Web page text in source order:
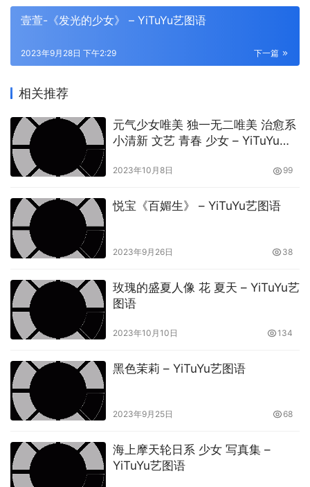
壹萱-《发光的少女》 – YiTuYu艺图语
下一篇
2023年9月28日 下午2:29
相关推荐
元气少女唯美 独一无二唯美 治愈系
小清新 文艺 青春 少女 – YiTuYu艺
2023年10月8日 99
悦宝《百媚生》 – YiTuYu艺图语
2023年9月26日 38
玫瑰的盛夏人像 花 夏天 – YiTuYu艺
图语
2023年10月10日 134
黑色茉莉 – YiTuYu艺图语
2023年9月25日 68
海上摩天轮日系 少女 写真集 –
YiTuYu艺图语